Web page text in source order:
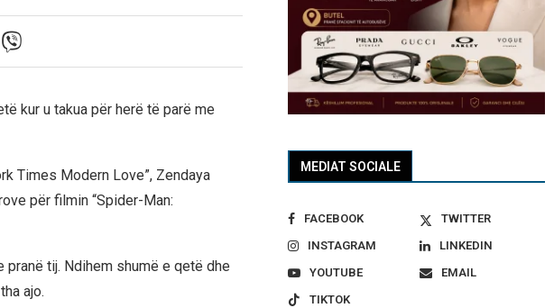
kur u takua për herë të parë me
Times Modern Love”, Zendaya
për filmin “Spider-Man:
tij. Ndihem shumë e qetë dhe
ajo.
MEDIAT SOCIALE
FACEBOOK
TWITTER
INSTAGRAM
LINKEDIN
YOUTUBE
EMAIL
TIKTOK